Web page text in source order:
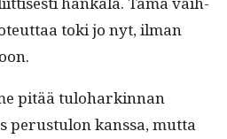
toki jo nyt, ilman
pitää tulo­harkin­nan
perus­tu­lon kanssa, mut­ta